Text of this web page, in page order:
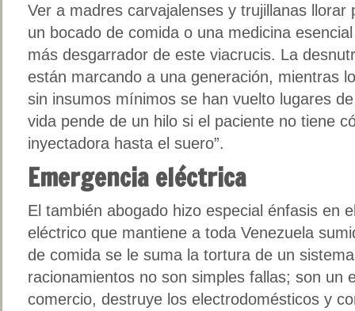
Ver a madres carvajalenses y trujillanas llorar
un bocado de comida o una medicina
más desgarrador de este viacrucis. La
están marcando a una generación, mientras
sin insumos mínimos se han vuelto lugares
vida pende de un hilo si el paciente no tiene
inyectadora hasta el suero”.
Emergencia eléctrica
El también abogado hizo especial énfasis en
eléctrico que mantiene a toda Venezuela
de comida se le suma la tortura de un
racionamientos no son simples fallas; son un
comercio, destruye los electrodomésticos y